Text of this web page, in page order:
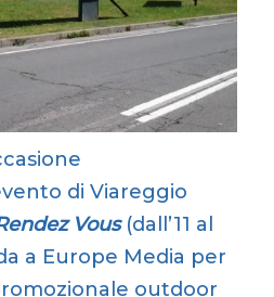
di Viareggio
Vous(dall’11 al
a Europe Media per
outdoor